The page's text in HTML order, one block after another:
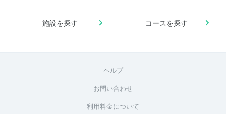
施設を探す コースを探す
ヘルプ
お問い合わせ
利用料金について